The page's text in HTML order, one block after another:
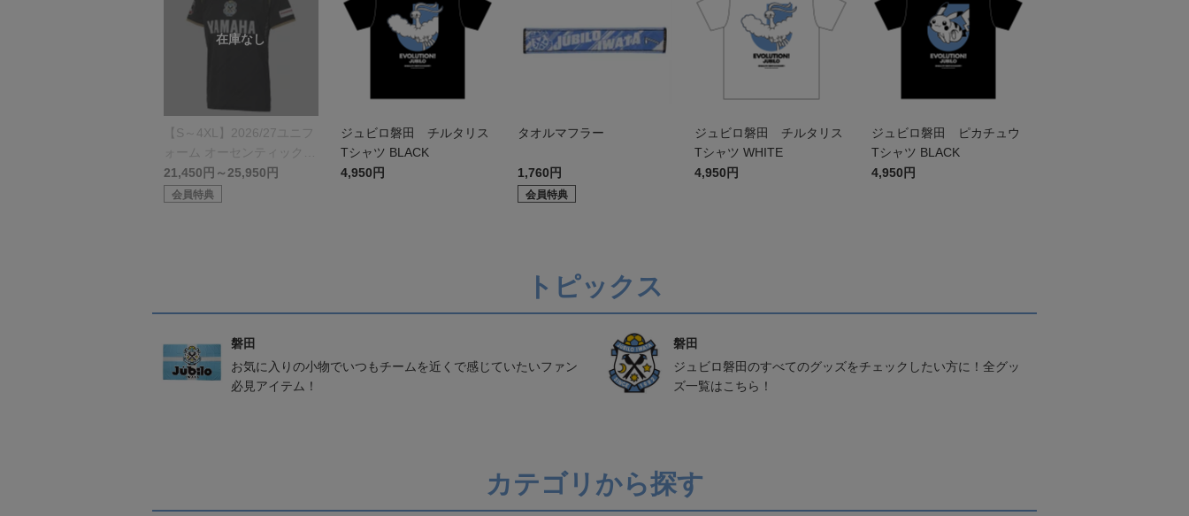
【S～4XL】2026/27ユニフ
ォーム オーセンティックモ
デル:GK
21,450円～25,950円
会員特典
ジュビロ磐田 チルタリス
Tシャツ BLACK
4,950円
タオルマフラー
1,760円
会員特典
ジュビロ磐田 チルタリス
Tシャツ WHITE
4,950円
ジュビロ磐田 ピカチュウ
Tシャツ BLACK
4,950円
トピックス
磐田
お気に入りの小物でいつもチームを近くで感じていたいファン
必見アイテム！
磐田
ジュビロ磐田のすべてのグッズをチェックしたい方に！全グッ
ズ一覧はこちら！
カテゴリから探す